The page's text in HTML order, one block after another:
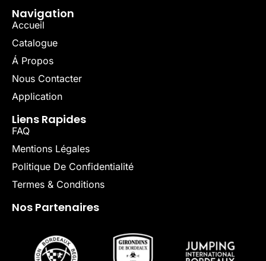
Navigation
Accueil
Catalogue
Á Propos
Nous Contacter
Application
Liens Rapides
FAQ
Mentions Légales
Politique De Confidentialité
Termes & Conditions
Nos Partenaires